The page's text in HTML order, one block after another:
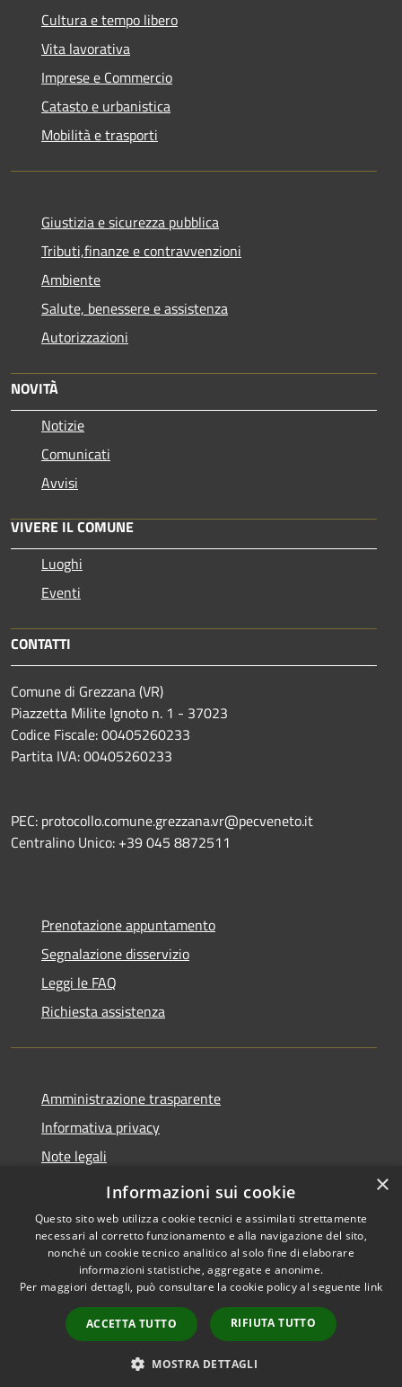
Cultura e tempo libero
Vita lavorativa
Imprese e Commercio
Catasto e urbanistica
Mobilità e trasporti
Giustizia e sicurezza pubblica
Tributi,finanze e contravvenzioni
Ambiente
Salute, benessere e assistenza
Autorizzazioni
NOVITÀ
Notizie
Comunicati
Avvisi
VIVERE IL COMUNE
Luoghi
Eventi
CONTATTI
Comune di Grezzana (VR)
Piazzetta Milite Ignoto n. 1 - 37023
Codice Fiscale: 00405260233
Partita IVA: 00405260233
PEC: protocollo.comune.grezzana.vr@pecveneto.it
Centralino Unico: +39 045 8872511
Prenotazione appuntamento
Segnalazione disservizio
Leggi le FAQ
Richiesta assistenza
Amministrazione trasparente
Informativa privacy
Note legali
Dichiarazione di accessibilità
Accessibilità
Copyright © 2026 • Comune di
Grezzana • Powered by
Municipium•
Accesso
redazione
×
Informazioni sui cookie
Questo sito web utilizza cookie tecnici e assimilati strettamente
necessari al corretto funzionamento e alla navigazione del sito,
nonché un cookie tecnico analitico al solo fine di elaborare
informazioni statistiche, aggregate e anonime.
Per maggiori dettagli, può consultare la cookie policy al seguente link
ACCETTA TUTTO RIFIUTA TUTTO
MOSTRA DETTAGLI